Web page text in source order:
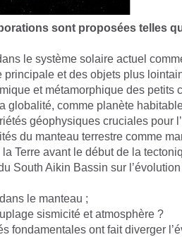
sont proposées telles
le système solaire actuel
principale et des objets plus
et métamorphique des petits
globalité, comme planète
géophysiques cruciales pour
du manteau terrestre comme
Terre avant le début de la
South Aikin Bassin sur
le manteau ;
sismicité et atmosphère ?
fondamentales ont fait diverger